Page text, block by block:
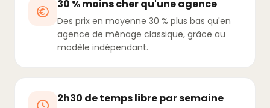
30 % moins cher qu'une agence
Des prix en moyenne 30 % plus bas qu'en
agence de ménage classique, grâce au
modèle indépendant.
2h30 de temps libre par semaine